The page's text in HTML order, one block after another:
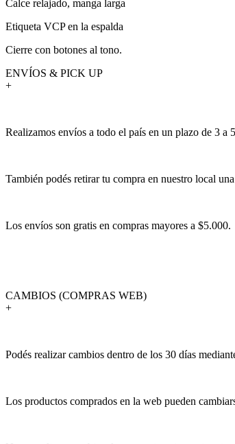
Calce relajado, manga larga
Etiqueta VCP en la espalda
Cierre con botones al tono.
ENVÍOS & PICK UP
+
Realizamos envíos a todo el país en un plazo de 3 a
También podés retirar tu compra en nuestro local
Los envíos son gratis en compras mayores a $5.000.
CAMBIOS (COMPRAS WEB)
+
Podés realizar cambios dentro de los 30 días
Los productos comprados en la web pueden